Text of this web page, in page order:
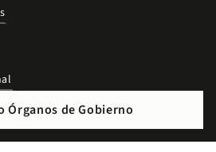
Órganos de Gobierno